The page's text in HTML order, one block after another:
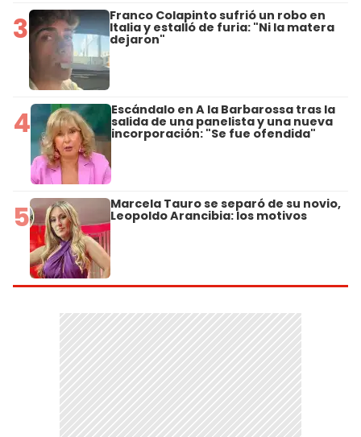
3 Franco Colapinto sufrió un robo en
Italia y estalló de furia: "Ni la matera
dejaron"
4 Escándalo en A la Barbarossa tras la
salida de una panelista y una nueva
incorporación: "Se fue ofendida"
5 Marcela Tauro se separó de su novio,
Leopoldo Arancibia: los motivos